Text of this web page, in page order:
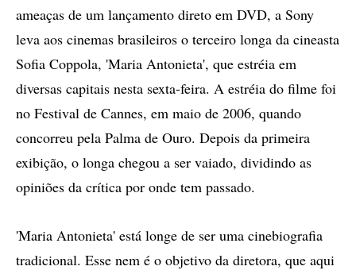
ameaças de um lançamento direto em DVD, a Sony
leva aos cinemas brasileiros o terceiro longa da cineasta
Sofia Coppola, 'Maria Antonieta', que estréia em
diversas capitais nesta sexta-feira. A estréia do filme foi
no Festival de Cannes, em maio de 2006, quando
concorreu pela Palma de Ouro. Depois da primeira
exibição, o longa chegou a ser vaiado, dividindo as
opiniões da crítica por onde tem passado.
'Maria Antonieta' está longe de ser uma cinebiografia
tradicional. Esse nem é o objetivo da diretora, que aqui